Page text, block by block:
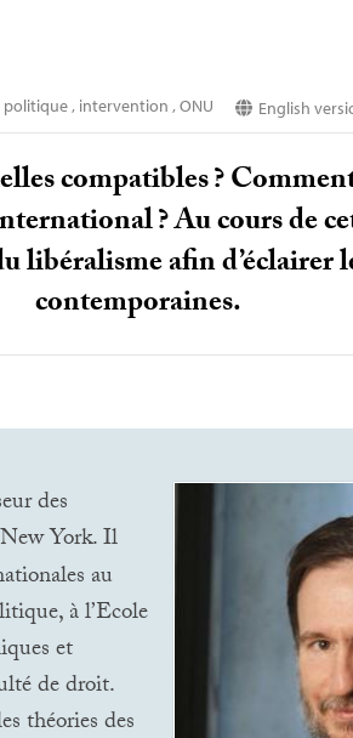
English
politique, intervention ,ONU
compatibles?
? Au cours de
libéralisme afin
contemporaines.
des
York. Il
au
à l’Ecole
et
de droit.
théories des